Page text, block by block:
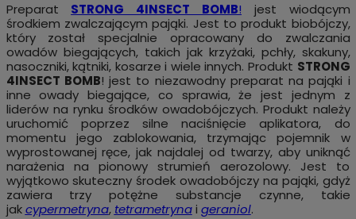
Preparat STRONG 4INSECT BOMB! jest wiodącym
środkiem zwalczającym pająki. Jest to produkt biobójczy,
który został specjalnie opracowany do zwalczania
owadów biegających, takich jak krzyżaki, pchły, skakuny,
nasoczniki, kątniki, kosarze i wiele innych. Produkt STRONG
4INSECT BOMB! jest to niezawodny preparat na pająki i
inne owady biegające, co sprawia, że jest jednym z
liderów na rynku środków owadobójczych. Produkt należy
uruchomić poprzez silne naciśnięcie aplikatora, do
momentu jego zablokowania, trzymając pojemnik w
wyprostowanej ręce, jak najdalej od twarzy, aby uniknąć
narażenia na pionowy strumień aerozolowy. Jest to
wyjątkowo skuteczny środek owadobójczy na pająki, gdyż
zawiera trzy potężne substancje czynne, takie
jakcypermetryna, tetrametrynai geraniol.